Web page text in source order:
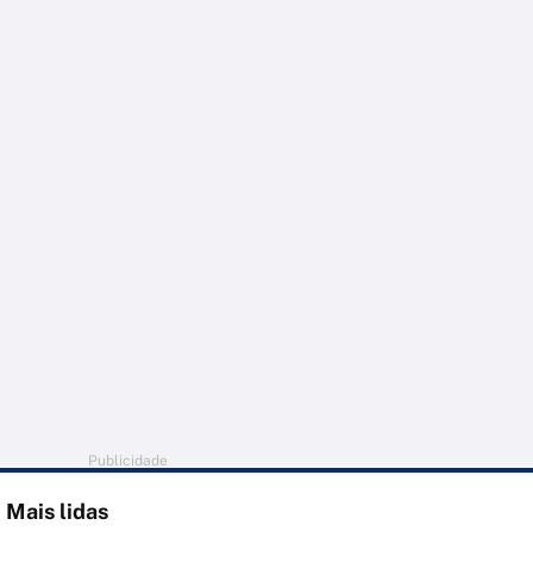
Publicidade
Mais lidas